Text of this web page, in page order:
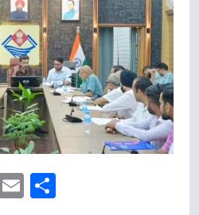
Email